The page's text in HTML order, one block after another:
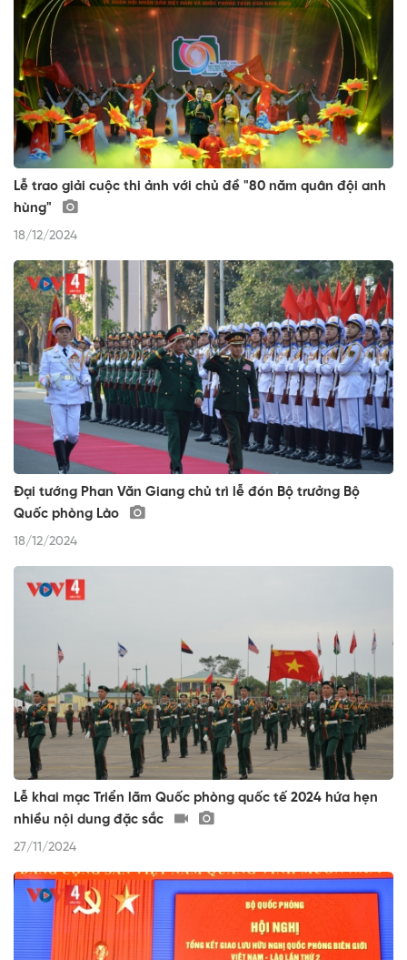
Lễ trao giải cuộc thi ảnh với chủ đề "80 năm quân đội anh
hùng"
18/12/2024
Đại tướng Phan Văn Giang chủ trì lễ đón Bộ trưởng Bộ
Quốc phòng Lào
18/12/2024
Lễ khai mạc Triển lãm Quốc phòng quốc tế 2024 hứa hẹn
nhiều nội dung đặc sắc
27/11/2024